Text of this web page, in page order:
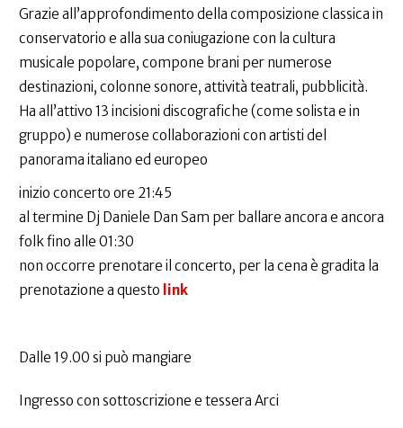
Grazie all’approfondimento della composizione classica in
conservatorio e alla sua coniugazione con la cultura
musicale popolare, compone brani per numerose
destinazioni, colonne sonore, attività teatrali, pubblicità.
Ha all’attivo 13 incisioni discografiche (come solista e in
gruppo) e numerose collaborazioni con artisti del
panorama italiano ed europeo
inizio concerto ore 21:45
al termine Dj Daniele Dan Sam per ballare ancora e ancora
folk fino alle 01:30
non occorre prenotare il concerto, per la cena è gradita la
prenotazione a questo link
Dalle 19.00 si può mangiare
Ingresso con sottoscrizione e tessera Arci